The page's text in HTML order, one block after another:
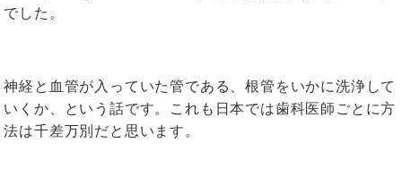
でした。
神経と血管が入っていた管である、根管をいかに洗浄して
いくか、という話です。これも日本では歯科医師ごとに方
法は千差万別だと思います。